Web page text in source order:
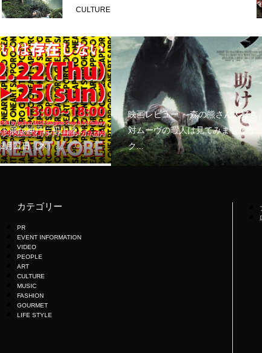
CULTURE
展が神戸に初上陸！
月21日（木）...
映画レビュー ～森の熊さん大好き
対ムーヴの暇人は見てみましょう
ク...
カテゴリー
PR
EVENT INFORMATION
VIDEO
PEOPLE
ART
CULTURE
MUSIC
FASHION
GOURMET
LIFE STYLE